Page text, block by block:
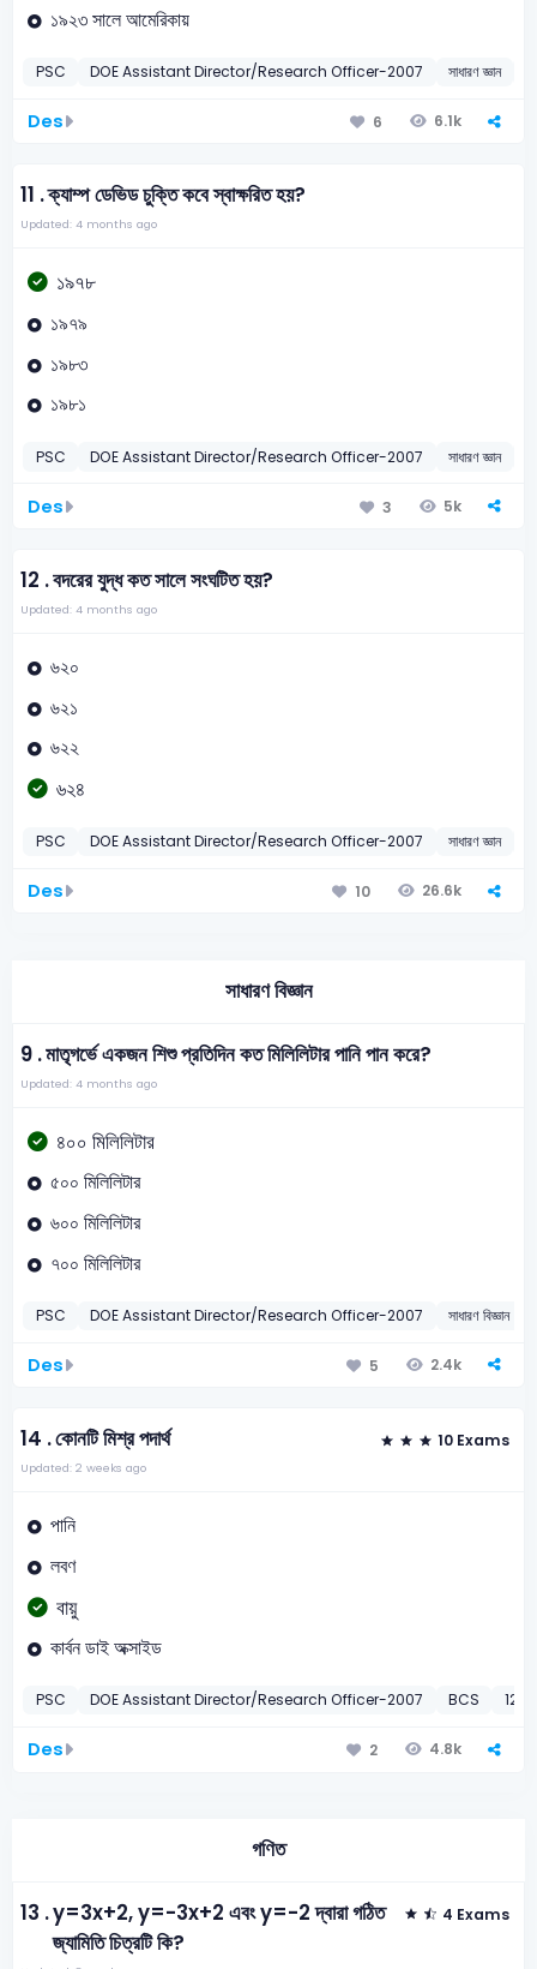
১৯২৩ সালে আমেরিকায়
PSC DOE Assistant Director/Research Officer-2007 সাধারণ জ্ঞান
Des 6 6.1k
11 .ক্যাম্প ডেভিড চুক্তি কবে স্বাক্ষরিত হয়?
Updated: 4 months ago
১৯৭৮
১৯৭৯
১৯৮৩
১৯৮১
PSC DOE Assistant Director/Research Officer-2007 সাধারণ জ্ঞান
Des 3 5k
12 .বদরের যুদ্ধ কত সালে সংঘটিত হয়?
Updated: 4 months ago
৬২০
৬২১
৬২২
৬২৪
PSC DOE Assistant Director/Research Officer-2007 সাধারণ জ্ঞান
Des 10 26.6k
সাধারণ বিজ্ঞান
9 .মাতৃগর্ভে একজন শিশু প্রতিদিন কত মিলিলিটার পানি পান করে?
Updated: 4 months ago
৪০০ মিলিলিটার
৫০০ মিলিলিটার
৬০০ মিলিলিটার
৭০০ মিলিলিটার
PSC DOE Assistant Director/Research Officer-2007 সাধারণ বিজ্ঞান
Des 5 2.4k
14 .কোনটি মিশ্র পদার্থ 10 Exams
Updated: 2 weeks ago
পানি
লবণ
বায়ু
কার্বন ডাই অক্সাইড
PSC DOE Assistant Director/Research Officer-2007 BCS 12th
Des 2 4.8k
গণিত
13 .y=3x+2, y=-3x+2 এবং y=-2 দ্বারা গঠিত
জ্যামিতি চিত্রটি কি?
4 Exams